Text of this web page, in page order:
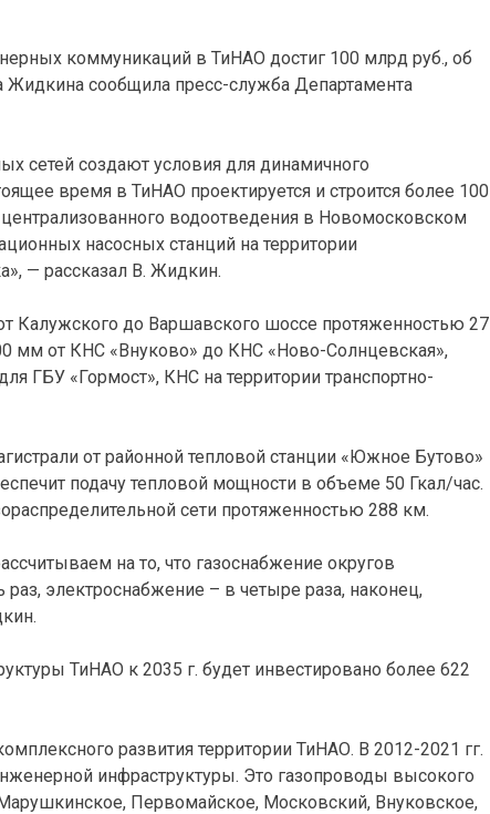
коммуникаций в ТиНАО достиг 100 млрд руб., об
сообщила пресс-служба Департамента
сетей создают условия для динамичного
время в ТиНАО проектируется и строится более 100
водоотведения в Новомосковском
насосных станций на территории
— рассказал В. Жидкин.
Калужского до Варшавского шоссе протяженностью 27
мм от КНС «Внуково» до КНС «Ново-Солнцевская»,
ГБУ «Гормост», КНС на территории транспортно-
от районной тепловой станции «Южное Бутово»
подачу тепловой мощности в объеме 50 Гкал/час.
сети протяженностью 288 км.
на то, что газоснабжение округов
электроснабжение – в четыре раза, наконец,
ТиНАО к 2035 г. будет инвестировано более 622
развития территории ТиНАО. В 2012-2021 гг.
инфраструктуры. Это газопроводы высокого
Первомайское, Московский, Внуковское,